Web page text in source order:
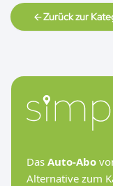
Zurück zur
Das Auto-Abo
Alternative zum